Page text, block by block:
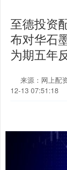
至德投资
布对华石
为期五年
来源：网上配
12-13 07:51:18